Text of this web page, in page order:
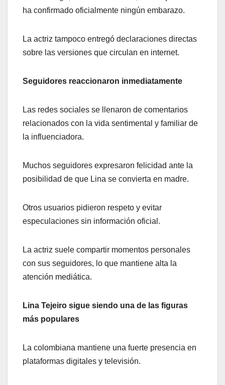
ha confirmado oficialmente ningún embarazo.
La actriz tampoco entregó declaraciones directas
sobre las versiones que circulan en internet.
Seguidores reaccionaron inmediatamente
Las redes sociales se llenaron de comentarios
relacionados con la vida sentimental y familiar de
la influenciadora.
Muchos seguidores expresaron felicidad ante la
posibilidad de que Lina se convierta en madre.
Otros usuarios pidieron respeto y evitar
especulaciones sin información oficial.
La actriz suele compartir momentos personales
con sus seguidores, lo que mantiene alta la
atención mediática.
Lina Tejeiro sigue siendo una de las figuras
más populares
La colombiana mantiene una fuerte presencia en
plataformas digitales y televisión.